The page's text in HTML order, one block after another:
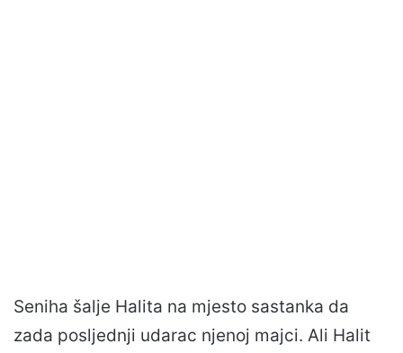
Seniha šalje Halita na mjesto sastanka da
zada posljednji udarac njenoj majci. Ali Halit